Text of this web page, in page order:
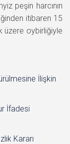
peşin harcının
itibaren 15
üzere oybirliğiyle
İlişkin
İfadesi
Kararı